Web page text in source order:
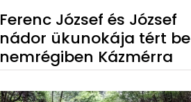
Ferenc József és József
nádor ükunokája tért be
nemrégiben Kázmérra